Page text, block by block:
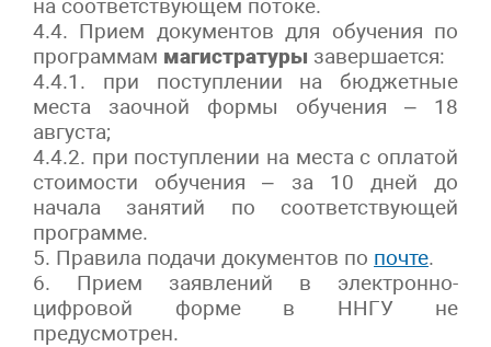
на соответствующем потоке.
4.4. Прием документов для обучения по
программам магистратуры завершается:
4.4.1. при поступлении на бюджетные
места заочной формы обучения – 18
августа;
4.4.2. при поступлении на места с оплатой
стоимости обучения – за 10 дней до
начала занятий по соответствующей
программе.
5. Правила подачи документов по почте.
6. Прием заявлений в электронно-
цифровой форме в ННГУ не
предусмотрен.